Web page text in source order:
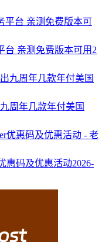
台 亲测免费版本可用2
周年几款年付美国
惠码及优惠活动2026-